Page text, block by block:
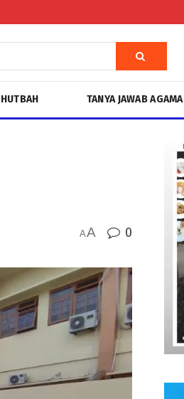
TANYA JAWAB AGAMA
AA 0